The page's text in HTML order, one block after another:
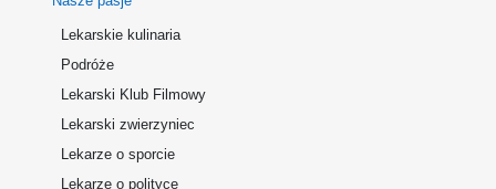
Lekarskie kulinaria
Podróże
Lekarski Klub Filmowy
Lekarski zwierzyniec
Lekarze o sporcie
Lekarze o polityce